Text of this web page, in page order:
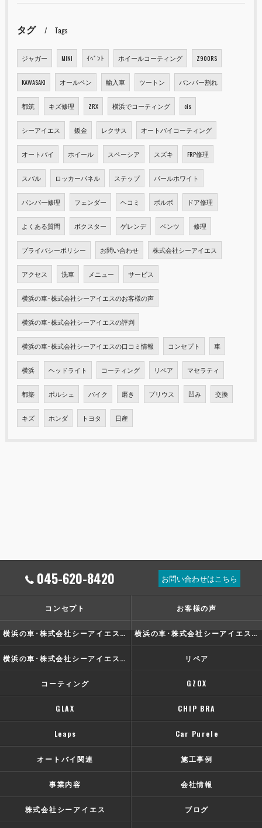
タグ Tags
ジャガー MINI ｲﾍﾞﾝﾄ ホイールコーティング Z900RS
KAWASAKI オールペン 輸入車 ツートン バンパー割れ
都筑 キズ修理 ZRX 横浜でコーティング cis
シーアイエス 鈑金 レクサス オートバイコーティング
オートバイ ホイール スペーシア スズキ FRP修理
スバル ロッカーパネル ステップ パールホワイト
バンパー修理 フェンダー ヘコミ ボルボ ドア修理
よくある質問 ボクスター ゲレンデ ベンツ 修理
プライバシーポリシー お問い合わせ 株式会社シーアイエス
アクセス 洗車 メニュー サービス
横浜の車･株式会社シーアイエスのお客様の声
横浜の車･株式会社シーアイエスの評判
横浜の車･株式会社シーアイエスの口コミ情報 コンセプト 車
横浜 ヘッドライト コーティング リペア マセラティ
都築 ポルシェ バイク 磨き プリウス 凹み 交換
キズ ホンダ トヨタ 日産
045-620-8420 お問い合わせはこちら
コンセプト お客様の声
横浜の車･株式会社シーアイエスの口コミ情報 横浜の車･株式会社シーアイエスの評判
横浜の車･株式会社シーアイエスのお客様の声 リペア
コーティング GZOX
GLAX CHIP BRA
Leaps Car Purele
オートバイ関連 施工事例
事業内容 会社情報
株式会社シーアイエス ブログ